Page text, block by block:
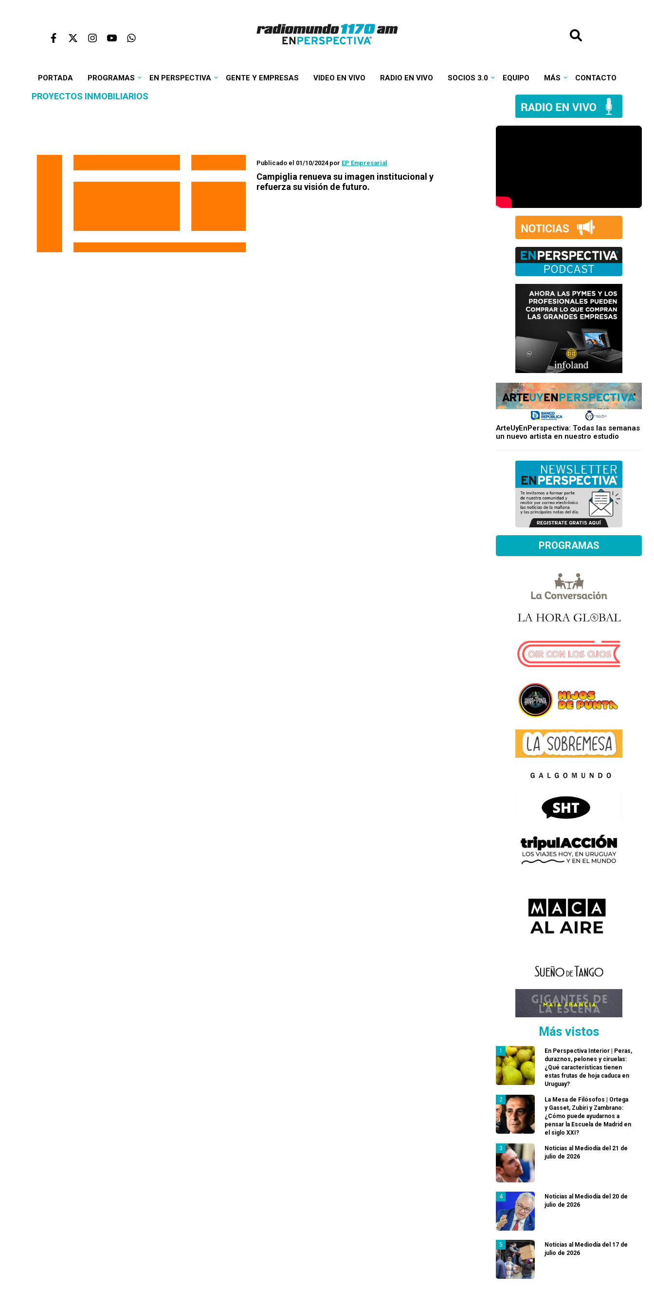
PORTADA PROGRAMAS EN PERSPECTIVA GENTE Y EMPRESAS VIDEO EN VIVO RADIO EN VIVO SOCIOS 3.0 EQUIPO MÁS CONTACTO
PROYECTOS INMOBILIARIOS
Publicado el 01/10/2024por EP Empresarial
Campiglia renueva su imagen institucional y
refuerza su visión de futuro.
ArteUyEnPerspectiva: Todas las semanas
un nuevo artista en nuestro estudio
PROGRAMAS
Más vistos
En Perspectiva Interior | Peras,
duraznos, pelones y ciruelas:
¿Qué características tienen
estas frutas de hoja caduca en
Uruguay?
La Mesa de Filósofos | Ortega
y Gasset, Zubiri y Zambrano:
¿Cómo puede ayudarnos a
pensar la Escuela de Madrid en
el siglo XXI?
Noticias al Mediodía del 21 de
julio de 2026
Noticias al Mediodía del 20 de
julio de 2026
Noticias al Mediodía del 17 de
julio de 2026